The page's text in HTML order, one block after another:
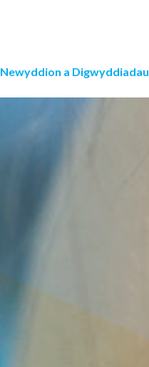
Newyddion a Digwyddiadau